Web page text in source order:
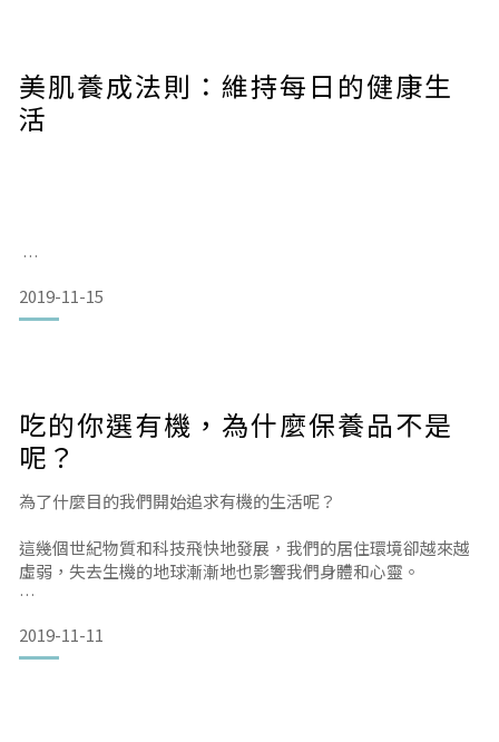
天氣越來越冷，你，洗對了嗎？
水溫
冷，水溫是不是越調越高了呢？
可是光只是沖水，太高的水溫就會破壞保護肌膚的皮脂膜，使
肌膚無法鎖住水分而影響皮膚平衡的狀態，因此請盡量以接近
人體溫度但偏低的水溫沖洗。
美肌養成法則：維持每日的健康生
活
點開各家國內外時尚雜誌搜尋大明星們保養的方式時，大多會
發現一個主軸—越簡單、原始越好！
對著鏡子拿起粉餅、眼影遮蓋住無法忍受的瑕疵層層妝點自
己，這可能是許多人日常的生活模式。
但請試著好好地檢視每一吋肌膚，接受歲月和生活帶來的痕
跡，這樣才能給予身體正確的保養方法，還原最初、最自然的
你。
隨著年齡的增長，我們漸漸偏離了對身體最好的健康模式。以
下作息建議在我們成長時期是相當基本的生活習慣，
2019-11-15
吃的你選有機，為什麼保養品不是
呢？
為了什麼目的我們開始追求有機的生活呢？
這幾個世紀物質和科技飛快地發展，我們的居住環境卻越來越
虛弱，失去生機的地球漸漸地也影響我們身體和心靈。
求有機生活，對你好、對環境更友善。
2019-11-11